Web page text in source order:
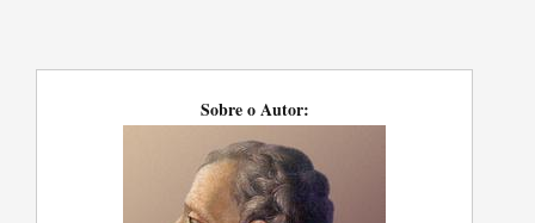
Sobre o Autor: